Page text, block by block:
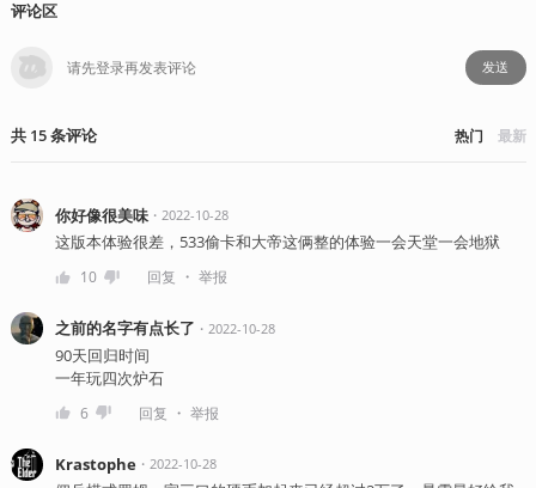
评论区
发送
共 15条评论 热门 最新
你好像很美味・ 2022-10-28
这版本体验很差，533偷卡和大帝这俩整的体验一会天堂一会地狱
10 回复 ・ 举报
之前的名字有点长了 ・ 2022-10-28
90天回归时间
一年玩四次炉石
6 回复 ・ 举报
Krastophe・ 2022-10-28